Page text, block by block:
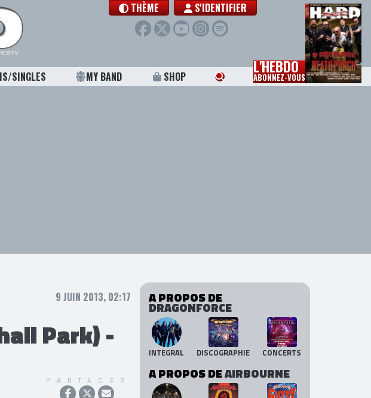
THÈME S'IDENTIFIER
SINGLES MY BAND SHOP L'HEBDO
ABONNEZ-VOUS
9 JUIN 2013, 02:17
Park) -
PARTAGER
A PROPOS DE
DRAGONFORCE
INTEGRAL DISCOGRAPHIE CONCERTS
A PROPOS DEAIRBOURNE